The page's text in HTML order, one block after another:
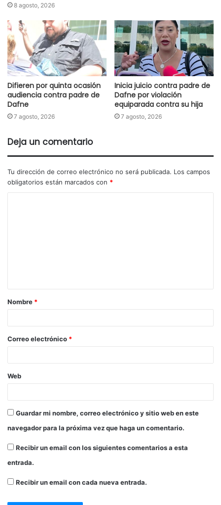
8 agosto, 2026
Difieren por quinta ocasión
audiencia contra padre de
Dafne
7 agosto, 2026
Inicia juicio contra padre de
Dafne por violación
equiparada contra su hija
7 agosto, 2026
Deja un comentario
Tu dirección de correo electrónico no será publicada. Los campos
obligatorios están marcados con *
Nombre *
Correo electrónico *
Web
Guardar mi nombre, correo electrónico y sitio web en este
navegador para la próxima vez que haga un comentario.
Recibir un email con los siguientes comentarios a esta
entrada.
Recibir un email con cada nueva entrada.